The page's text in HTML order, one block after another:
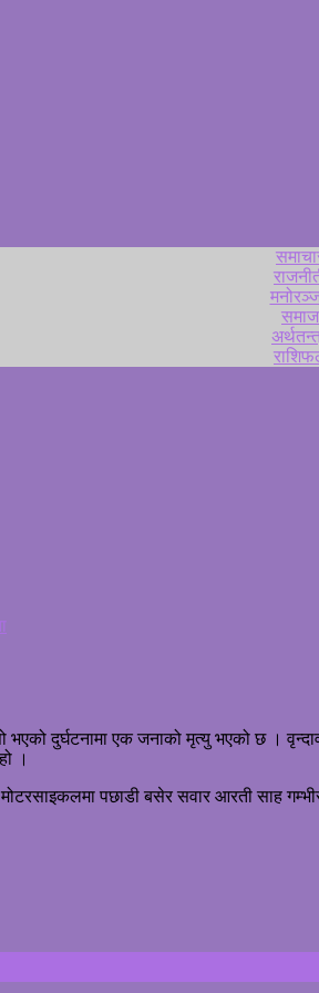
समाज
भएको दुर्घटनामा एक जनाको मृत्यु भएको छ ।
।
पछाडी बसेर सवार आरती साह